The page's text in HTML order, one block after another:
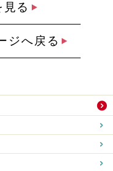
る
ジへ戻る